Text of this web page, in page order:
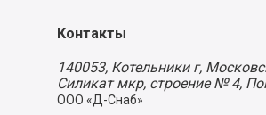
Контакты
140053, Котельники г,
Силикат мкр, строение № 4,
ООО «Д-Снаб»